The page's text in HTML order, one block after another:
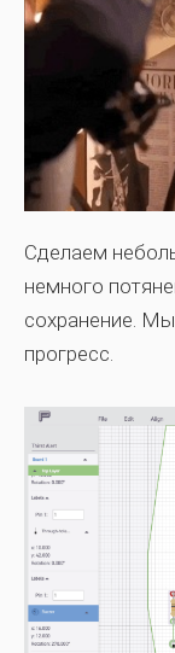
Сделаем
немного
сохранение.
прогресс.